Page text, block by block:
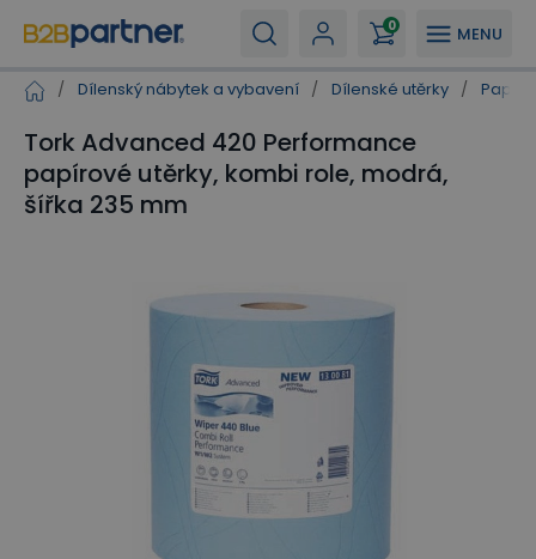
MENU
0
/ Dílenský nábytek a vybavení / Dílenské utěrky /
Tork Advanced 420 Performance
papírové utěrky, kombi role, modrá,
šířka 235 mm